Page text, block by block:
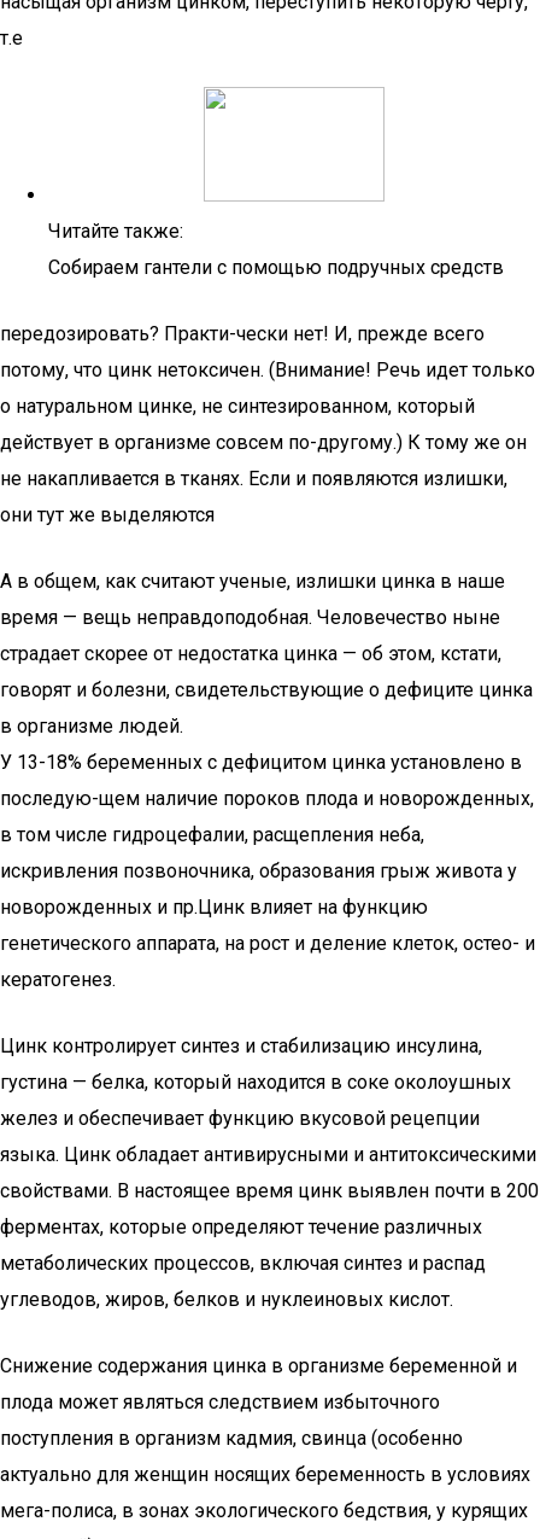
т.е
Читайте также:
Собираем гантели с помощью подручных средств
передозировать? Практи-чески нет! И, прежде всего
потому, что цинк нетоксичен. (Внимание! Речь идет только
о натуральном цинке, не синтезированном, который
действует в организме совсем по-другому.) К тому же он
не накапливается в тканях. Если и появляются излишки,
они тут же выделяются
А в общем, как считают ученые, излишки цинка в наше
время — вещь неправдоподобная. Человечество ныне
страдает скорее от недостатка цинка — об этом, кстати,
говорят и болезни, свидетельствующие о дефиците цинка
в организме людей.
У 13-18% беременных с дефицитом цинка установлено в
последую-щем наличие пороков плода и новорожденных,
в том числе гидроцефалии, расщепления неба,
искривления позвоночника, образования грыж живота у
новорожденных и пр.Цинк влияет на функцию
генетического аппарата, на рост и деление клеток, остео- и
кератогенез.
Цинк контролирует синтез и стабилизацию инсулина,
густина — белка, который находится в соке околоушных
желез и обеспечивает функцию вкусовой рецепции
языка. Цинк обладает антивирусными и антитоксическими
свойствами. В настоящее время цинк выявлен почти в 200
ферментах, которые определяют течение различных
метаболических процессов, включая синтез и распад
углеводов, жиров, белков и нуклеиновых кислот.
Снижение содержания цинка в организме беременной и
плода может являться следствием избыточного
поступления в организм кадмия, свинца (особенно
актуально для женщин носящих беременность в условиях
мега-полиса, в зонах экологического бедствия, у курящих